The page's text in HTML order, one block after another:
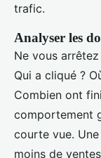
trafic.
Analyser les
Ne vous
Qui a cliqué ?
Combien ont
comportement
courte vue.
moins de